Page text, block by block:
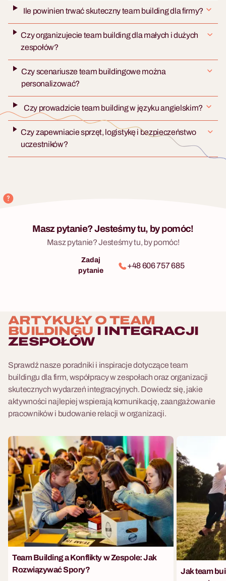
Ile powinien trwać skuteczny team building dla firmy?
Czy organizujecie team building dla małych i dużych
zespołów?
Czy scenariusze team buildingowe można
personalizować?
Czy prowadzicie team building w języku angielskim?
Czy zapewniacie sprzęt, logistykę i bezpieczeństwo
uczestników?
Masz pytanie? Jesteśmy tu, by pomóc!
Masz pytanie? Jesteśmy tu, by pomóc!
Zadaj
pytanie
+48 606 757 685
ARTYKUŁY O TEAM
BUILDINGU I INTEGRACJI
ZESPOŁÓW
Sprawdź nasze poradniki i inspiracje dotyczące team
buildingu dla firm, współpracy w zespołach oraz organizacji
skutecznych wydarzeń integracyjnych. Dowiedz się, jakie
aktywności najlepiej wspierają komunikację, zaangażowanie
pracowników i budowanie relacji w organizacji.
Team Building a Konflikty w Zespole: Jak
Rozwiązywać Spory?
Jak team